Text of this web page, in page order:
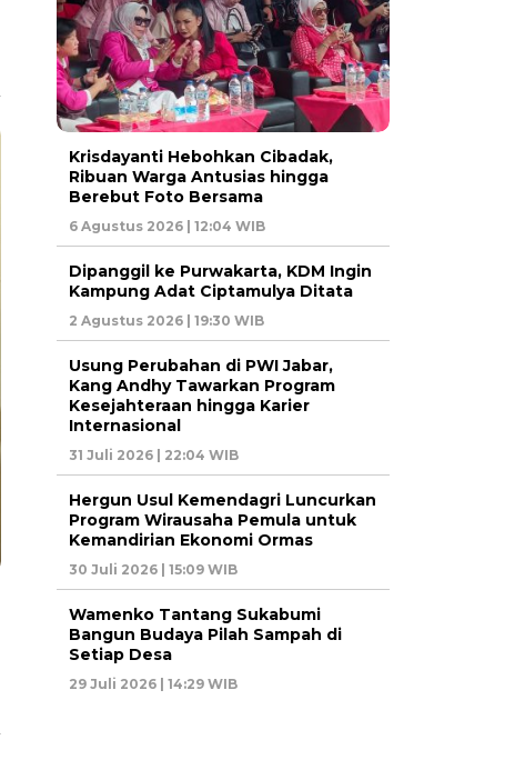
Krisdayanti Hebohkan Cibadak,
Ribuan Warga Antusias hingga
Berebut Foto Bersama
6 Agustus 2026 | 12:04 WIB
Dipanggil ke Purwakarta, KDM Ingin
Kampung Adat Ciptamulya Ditata
2 Agustus 2026 | 19:30 WIB
Usung Perubahan di PWI Jabar,
Kang Andhy Tawarkan Program
Kesejahteraan hingga Karier
Internasional
31 Juli 2026 | 22:04 WIB
Hergun Usul Kemendagri Luncurkan
Program Wirausaha Pemula untuk
Kemandirian Ekonomi Ormas
30 Juli 2026 | 15:09 WIB
Wamenko Tantang Sukabumi
Bangun Budaya Pilah Sampah di
Setiap Desa
29 Juli 2026 | 14:29 WIB